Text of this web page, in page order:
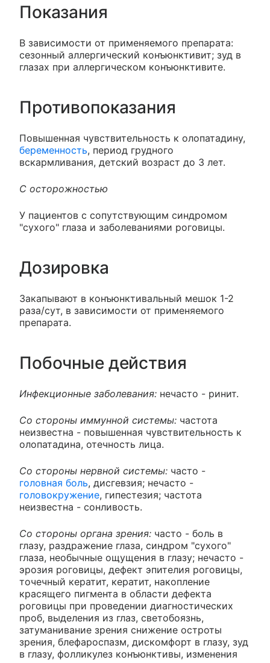
Показания
В зависимости от применяемого препарата:
сезонный аллергический конъюнктивит; зуд в
глазах при аллергическом конъюнктивите.
Противопоказания
Повышенная чувствительность к олопатадину,
беременность, период грудного
вскармливания, детский возраст до 3 лет.
С осторожностью
У пациентов с сопутствующим синдромом
"сухого" глаза и заболеваниями роговицы.
Дозировка
Закапывают в конъюнктивальный мешок 1-2
раза/сут, в зависимости от применяемого
препарата.
Побочные действия
Инфекционные заболевания: нечасто - ринит.
Со стороны иммунной системы: частота
неизвестна - повышенная чувствительность к
олопатадина, отечность лица.
Со стороны нервной системы: часто -
головная боль, дисгевзия; нечасто -
головокружение, гипестезия; частота
неизвестна - сонливость.
Со стороны органа зрения: часто - боль в
глазу, раздражение глаза, синдром "сухого"
глаза, необычные ощущения в глазу; нечасто -
эрозия роговицы, дефект эпителия роговицы,
точечный кератит, кератит, накопление
красящего пигмента в области дефекта
роговицы при проведении диагностических
проб, выделения из глаз, светобоязнь,
затуманивание зрения снижение остроты
зрения, блефароспазм, дискомфорт в глазу, зуд
в глазу, фолликулез конъюнктивы, изменения